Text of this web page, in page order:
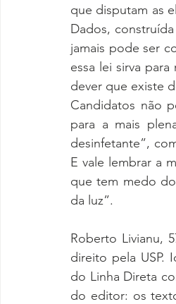
que disputam as
Dados,
jamais pode ser
essa lei sirva
dever que existe
Candidatos não
para a mais
desinfetante”,
E vale lembrar a
que tem medo
da luz”.
Roberto Livianu,
direito pela USP.
do Linha Direta
do editor: os